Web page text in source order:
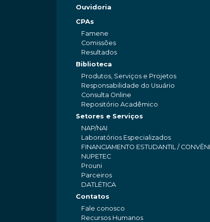
Ouvidoria
CPAs
Famene
Comissões
Resultados
Biblioteca
Produtos, Serviços e Projetos
Responsabilidade do Usuário
Consulta Online
Repositório Acadêmico
Setores e Serviços
NAP/NAI
Laboratórios Especializados
FINANCIAMENTO ESTUDANTIL /
NUPETEC
Prouni
Parceiros
DATLÉTICA
Contatos
Fale conosco
Recursos Humanos